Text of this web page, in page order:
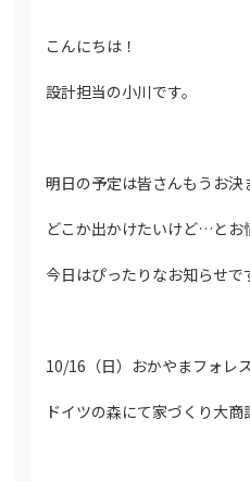
こんにちは！
設計担当の小川です。
明日の予定は皆さんもうお決
どこか出かけたいけど…とお
今日はぴったりなお知らせで
10/16（日）おかやまフォレ
ドイツの森にて家づくり大商